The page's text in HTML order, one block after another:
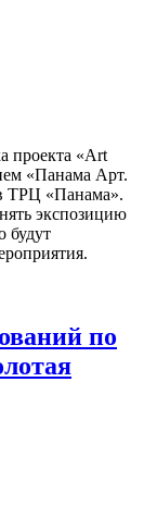
проекта «Art
«Панама Арт.
ТРЦ «Панама».
экспозицию
будут
по